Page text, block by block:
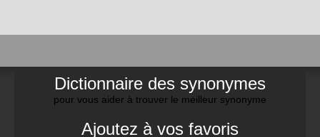
Dictionnaire des synonymes
pour vous aider à trouver le meilleur synonyme
Ajoutez à vos favoris